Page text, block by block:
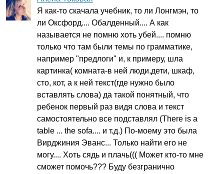
Я как-то скачала учебник, то ли Лонгмэн, то
ли Оксфорд.... Обалденный.... А как
называется не помню хоть убей.... помню
только что там были темы по грамматике,
например "предлоги" и, к примеру, шла
картинка( комната-в ней люди,дети, шкаф,
сто, кот, а к ней текст(где нужно было
вставлять слова) да такой понятный, что
ребенок первый раз видя слова и текст
самостоятельно все подставлял (There is a
table ... the sofa.... и т.д.) По-моему это была
Вирджиния Эванс... Только найти его не
могу.... Хоть сядь и плачь((( Может кто-то мне
сможет помочь??? Буду безгранично